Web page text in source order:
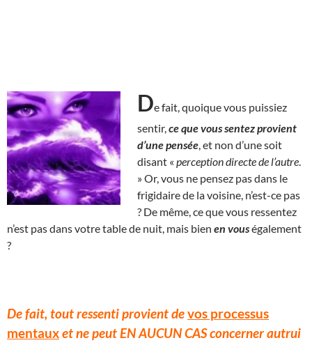
De fait, quoique vous puissiez
sentir, ce que vous sentez provient
d’une pensée , et non d’une soit
disant « perception directe de l’autre
» Or, vous ne pensez pas dans le
frigidaire de la voisine, n’est-ce pas
? De même, ce que vous ressentez
n’est pas dans votre table de nuit, mais bien en vouségalement
?
De fait, tout ressenti provient devos processus
mentauxet ne peut EN AUCUN CAS concerner autrui